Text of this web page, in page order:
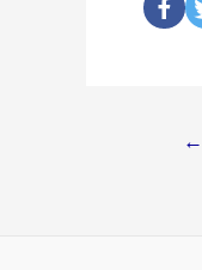
←